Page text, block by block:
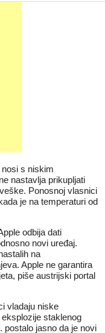
s niskim
nastavlja prikupljati
Ponosnoj vlasnici
je na temperaturi od
odbija dati
novi uređaj.
na
Apple ne garantira
piše austrijski portal
vladaju niske
staklenog
postalo jasno da je novi